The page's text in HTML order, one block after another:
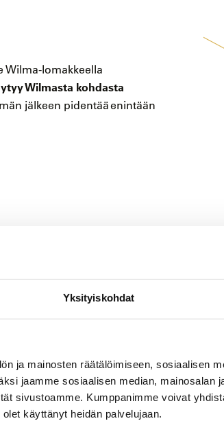
Yksityiskohdat
ja mainosten räätälöimiseen, sosiaalisen
jaamme sosiaalisen median, mainosalan
sivustoamme. Kumppanimme voivat
käyttänyt heidän palvelujaan.
Wilma-lomakkeella
Wilmasta kohdasta
jälkeen pidentää enintään